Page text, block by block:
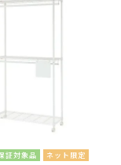
証対象品 ネット限定